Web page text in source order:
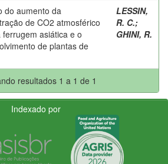
do aumento da
de CO2 atmosférico
ferrugem asiática e o
de plantas de
LESSIN,
R. C.;
GHINI, R.
resultados 1 a 1 de 1
Indexado por